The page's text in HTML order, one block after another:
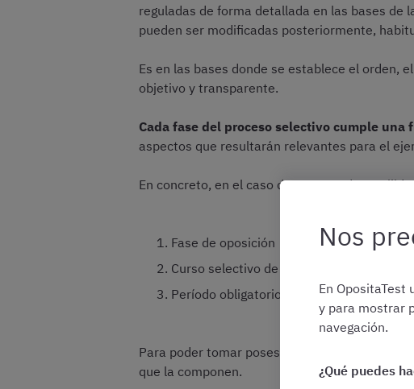
reguladas de forma detallada en las bases de
pueden ser modificadas posteriormente,
Es en las bases donde se establece el orden,
objetivo y transparente.
Cada fase del proceso selectivo cumple una
aspectos que resultarán relevantes para el
En concreto, en el caso de Agentes de
Fase de oposición
Curso selectivo de formación para el
Período obligatorio de prácticas
Para poder tomar posesión de la plaza es
que la componen.
Nos
En
y para mostrar
navegación.
¿Qué puedes